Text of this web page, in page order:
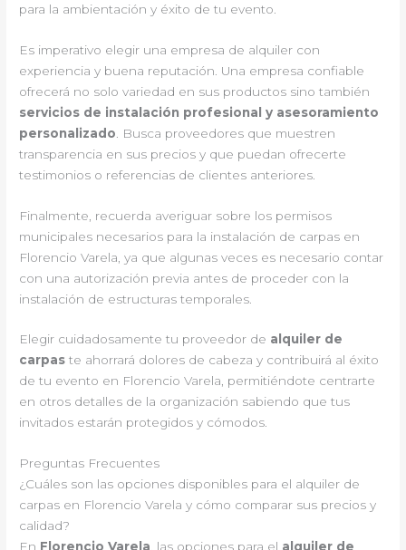
para la ambientación y éxito de tu evento.
Es imperativo elegir una empresa de alquiler con
experiencia y buena reputación. Una empresa confiable
ofrecerá no solo variedad en sus productos sino también
servicios de instalación profesional y asesoramiento
personalizado . Busca proveedores que muestren
transparencia en sus precios y que puedan ofrecerte
testimonios o referencias de clientes anteriores.
Finalmente, recuerda averiguar sobre los permisos
municipales necesarios para la instalación de carpas en
Florencio Varela, ya que algunas veces es necesario contar
con una autorización previa antes de proceder con la
instalación de estructuras temporales.
Elegir cuidadosamente tu proveedor de alquiler de
carpas te ahorrará dolores de cabeza y contribuirá al éxito
de tu evento en Florencio Varela, permitiéndote centrarte
en otros detalles de la organización sabiendo que tus
invitados estarán protegidos y cómodos.
Preguntas Frecuentes
¿Cuáles son las opciones disponibles para el alquiler de
carpas en Florencio Varela y cómo comparar sus precios y
calidad?
En Florencio Varela , las opciones para el alquiler de